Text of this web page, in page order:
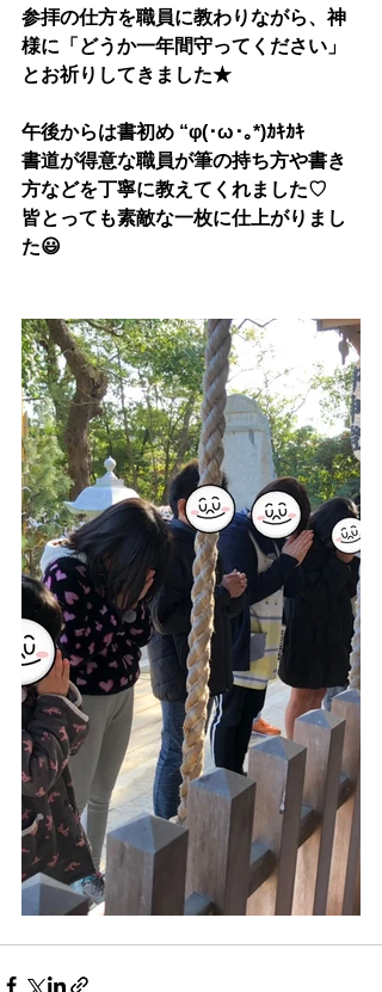
参拝の仕方を職員に教わりながら、神
様に「どうか一年間守ってください」
とお祈りしてきました★
午後からは書初め “φ(･ω･｡*)ｶｷｶｷ
書道が得意な職員が筆の持ち方や書き
方などを丁寧に教えてくれました♡
皆とっても素敵な一枚に仕上がりまし
た😃